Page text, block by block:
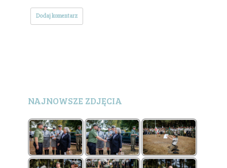
NAJNOWSZE ZDJĘCIA